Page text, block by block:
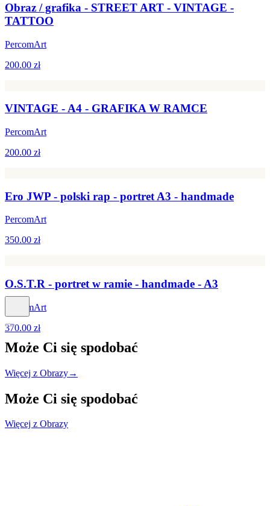
Obraz / grafika - STREET ART - VINTAGE -
TATTOO
PercomArt
200.00 zł
VINTAGE - A4 - GRAFIKA W RAMCE
PercomArt
200.00 zł
Ero JWP - polski rap - portret A3 - handmade
PercomArt
350.00 zł
O.S.T.R - portret w ramie - handmade - A3
PercomArt
370.00 zł
Może Ci się spodobać
Więcej z Obrazy→
Może Ci się spodobać
Więcej z Obrazy